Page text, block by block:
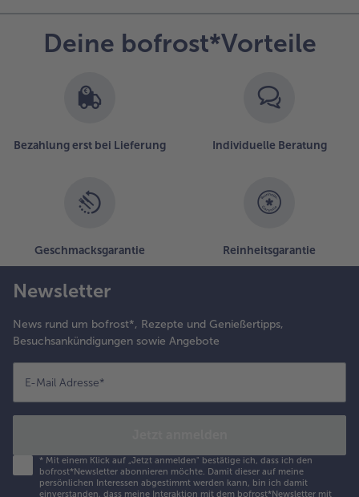
Deine bofrost*Vorteile
Bezahlung erst bei Lieferung Individuelle Beratung
Geschmacksgarantie Reinheitsgarantie
Newsletter
News rund um bofrost*, Rezepte und Genießertipps,
Besuchsankündigungen sowie Angebote
E-Mail Adresse*
* Mit einem Klick auf „Jetzt anmelden" bestätige ich, dass ich den
bofrost*Newsletter abonnieren möchte. Damit dieser auf meine
persönlichen Interessen abgestimmt werden kann, bin ich damit
einverstanden, dass meine Interaktion mit dem bofrost*Newsletter mit